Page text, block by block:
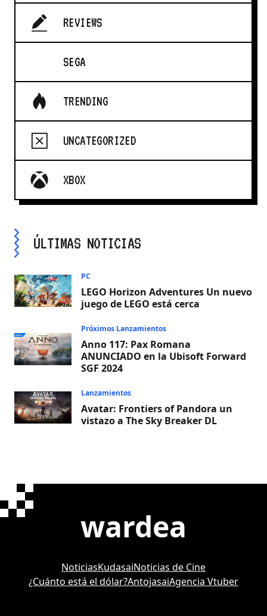
REVIEWS
SEGA
TRENDING
UNCATEGORIZED
XBOX
ÚLTIMAS NOTICIAS
PC
LEGO Horizon Adventures Un nuevo
juego de LEGO está cerca
Próximos Lanzamientos
Anno 117: Pax Romana
ANUNCIADO en la Ubisoft Forward
SGF 2024
Lanzamientos
Avatar: Frontiers of Pandora un
vistazo a The Sky Breaker DL
wardea
NoticiasKudasaiNoticias de Cine
¿Cuánto está el dólar?AntojasaiAgencia Vtuber